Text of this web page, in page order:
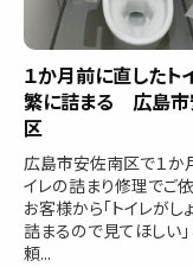
１か月前に直したト
繁に詰まる 広島市
区
広島市安佐南区で１か
イレの詰まり修理でご
お客様から「トイレがし
詰まるので見てほしい
頼...